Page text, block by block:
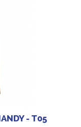
- T05